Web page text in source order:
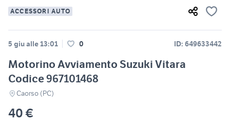
ACCESSORI AUTO
5 giu alle 13:01 0 ID: 649633442
Motorino Avviamento Suzuki Vitara
Codice 967101468
Caorso (PC)
40 €